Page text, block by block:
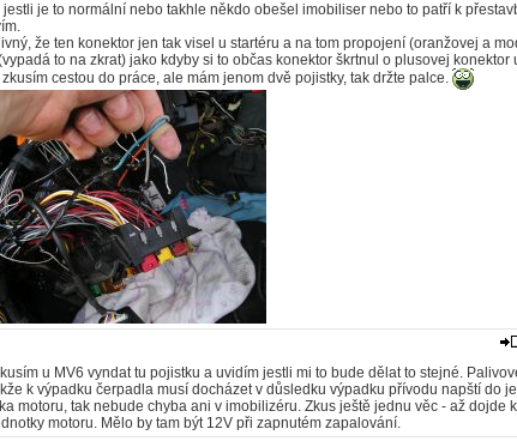
jestli je to normální nebo takhle někdo obešel imobiliser nebo to patří k
že ten konektor jen tak visel u startéru a na tom propojení (oranžovej a
to na zkrat) jako kdyby si to občas konektor škrtnul o plusovej konektor
zkusím cestou do práce, ale mám jenom dvě pojistky, tak držte palce.
u MV6 vyndat tu pojistku a uvidím jestli mi to bude dělat to stejné.
k výpadku čerpadla musí docházet v důsledku výpadku přívodu napští do
motoru, tak nebude chyba ani v imobilizéru. Zkus ještě jednu věc - až dojde
motoru. Mělo by tam být 12V při zapnutém zapalování.